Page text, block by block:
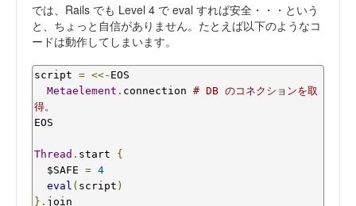
では、Rails でも Level 4 で eval すれば安全・・・という
と、ちょっと自信がありません。たとえば以下のようなコ
ードは動作してしまいます。
script = <<- EOS
Metaelement . connection # DB のコネクションを取
得。
EOS
Thread . start {
  $SAFE
= 4
eval ( script )
}. join